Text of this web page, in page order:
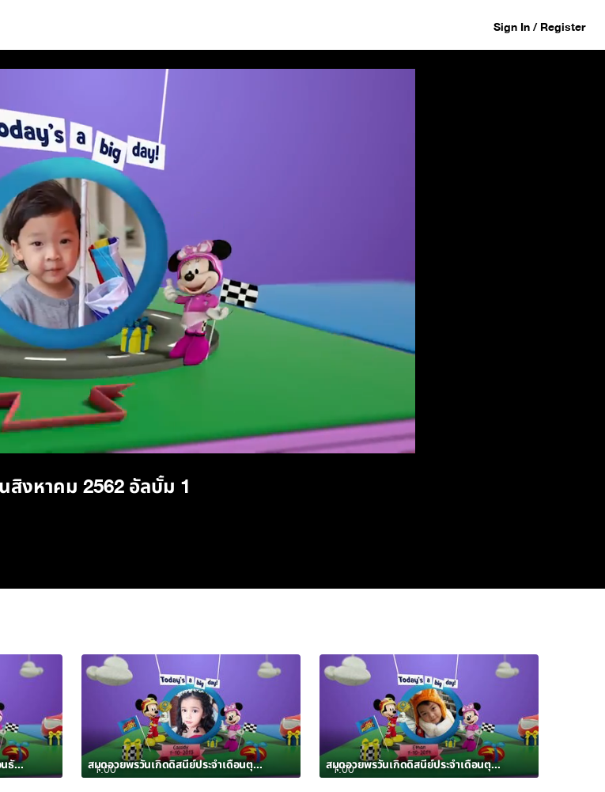
Sign In / Register
นสิงหาคม 2562 อัลบั้ม 1
สิงหาคม 2562 อัลบั้ม 1
สมุดอวยพรวันเกิดดิสนีย์ประจำเดือนธันวาคม 2562 อัลบั้ม 3 1:00 สมุดอวยพรวันเกิดดิสนีย์ประจำเดือนตุลาคม 2562 อัลบั้ม 12 1:00 สมุดอวยพรวันเกิดดิสนีย์ประจำเดือนตุลาคม 2562 อัลบั้ม 11